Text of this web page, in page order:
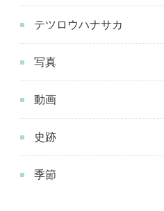
テツロウハナサカ
写真
動画
史跡
季節